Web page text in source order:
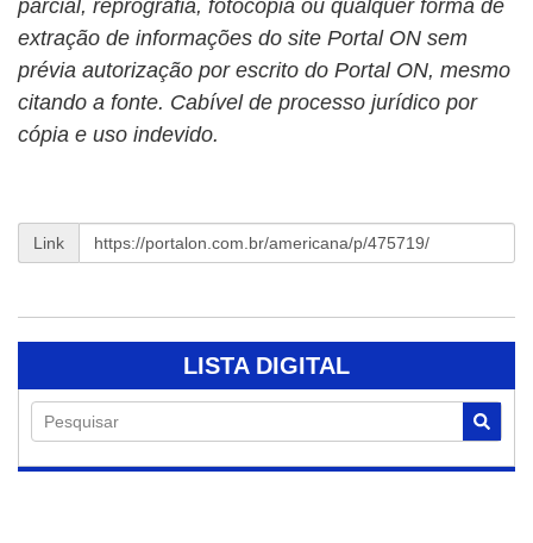
parcial, reprografia, fotocópia ou qualquer forma de
extração de informações do site Portal ON sem
prévia autorização por escrito do Portal ON, mesmo
citando a fonte. Cabível de processo jurídico por
cópia e uso indevido.
Link
LISTA DIGITAL
Pesquisar